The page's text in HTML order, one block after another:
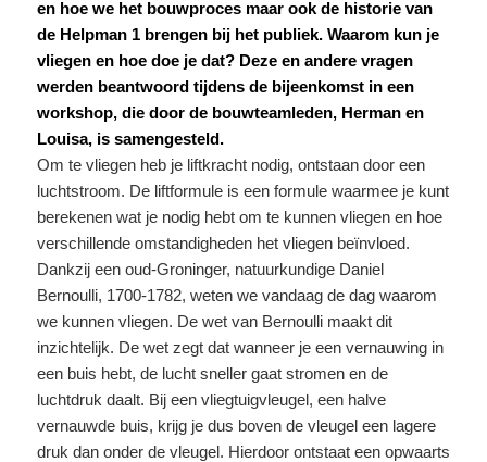
en hoe we het bouwproces maar ook de historie van
de Helpman 1 brengen bij het publiek. Waarom kun je
vliegen en hoe doe je dat? Deze en andere vragen
werden beantwoord tijdens de bijeenkomst in een
workshop, die door de bouwteamleden, Herman en
Louisa, is samengesteld.
Om te vliegen heb je liftkracht nodig, ontstaan door een
luchtstroom. De liftformule is een formule waarmee je kunt
berekenen wat je nodig hebt om te kunnen vliegen en hoe
verschillende omstandigheden het vliegen beïnvloed.
Dankzij een oud-Groninger, natuurkundige Daniel
Bernoulli, 1700-1782, weten we vandaag de dag waarom
we kunnen vliegen. De wet van Bernoulli maakt dit
inzichtelijk. De wet zegt dat wanneer je een vernauwing in
een buis hebt, de lucht sneller gaat stromen en de
luchtdruk daalt. Bij een vliegtuigvleugel, een halve
vernauwde buis, krijg je dus boven de vleugel een lagere
druk dan onder de vleugel. Hierdoor ontstaat een opwaarts